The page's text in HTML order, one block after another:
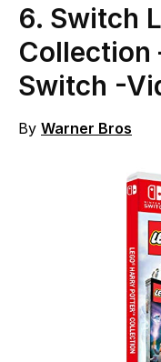
6. Switch
Collection
Switch -
By Warner Bros